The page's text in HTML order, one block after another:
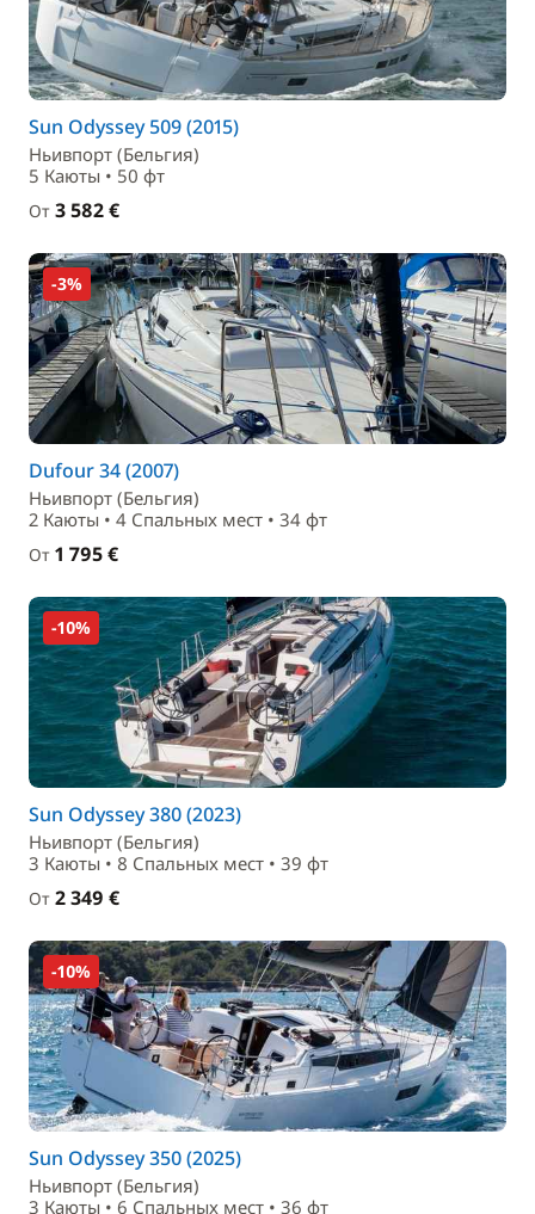
Sun Odyssey 509 (2015)
Ньивпорт (Бельгия)
5 Каюты • 50 фт
От 3 582 €
-3%
Dufour 34 (2007)
Ньивпорт (Бельгия)
2 Каюты • 4 Спальныx мест • 34 фт
От 1 795 €
-10%
Sun Odyssey 380 (2023)
Ньивпорт (Бельгия)
3 Каюты • 8 Спальныx мест • 39 фт
От 2 349 €
-10%
Sun Odyssey 350 (2025)
Ньивпорт (Бельгия)
3 Каюты • 6 Спальныx мест • 36 фт